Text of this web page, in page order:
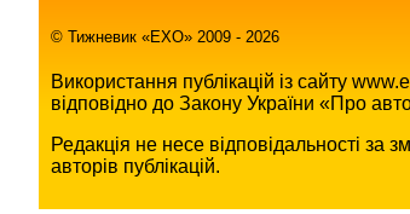
© Тижневик «EХO» 2009 - 2026
Використання публікацій із сайту
відповідно до Закону України «Про
Редакція не несе відповідальності за
авторів публікацій.